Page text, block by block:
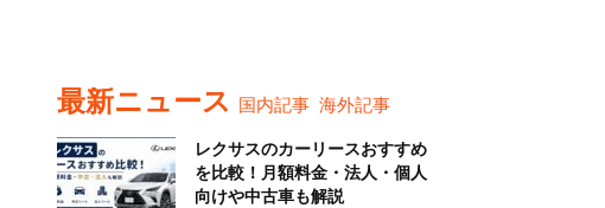
最新ニュース 国内記事 海外記事
レクサスのカーリースおすすめ
を比較！月額料金・法人・個人
向けや中古車も解説